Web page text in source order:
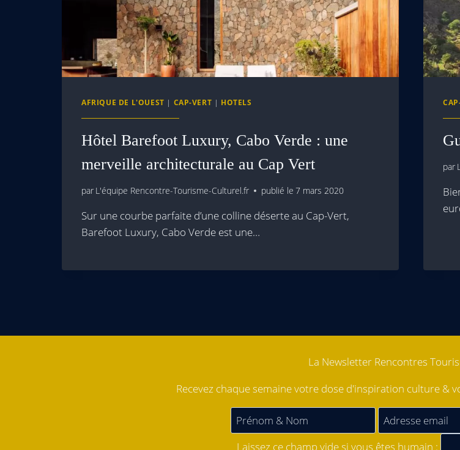
AFRIQUE DE L'OUEST | CAP-VERT | HOTELS
Hôtel Barefoot Luxury, Cabo Verde : une
merveille architecturale au Cap Vert
par L'équipe Rencontre-Tourisme-Culturel.fr publié le 7 mars 2020
Sur une courbe parfaite d’une colline déserte au Cap-Vert,
Barefoot Luxury, Cabo Verde est une…
par
La Newsletter Rencontres
Recevez chaque semaine votre dose d'inspiration culture &
Laissez ce champ vide si vous êtes humain :